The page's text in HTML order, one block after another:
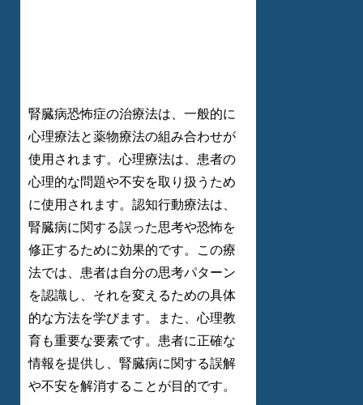
腎臓病恐怖症の治療法は、一般的に
心理療法と薬物療法の組み合わせが
使用されます。心理療法は、患者の
心理的な問題や不安を取り扱うため
に使用されます。認知行動療法は、
腎臓病に関する誤った思考や恐怖を
修正するために効果的です。この療
法では、患者は自分の思考パターン
を認識し、それを変えるための具体
的な方法を学びます。また、心理教
育も重要な要素です。患者に正確な
情報を提供し、腎臓病に関する誤解
や不安を解消することが目的です。